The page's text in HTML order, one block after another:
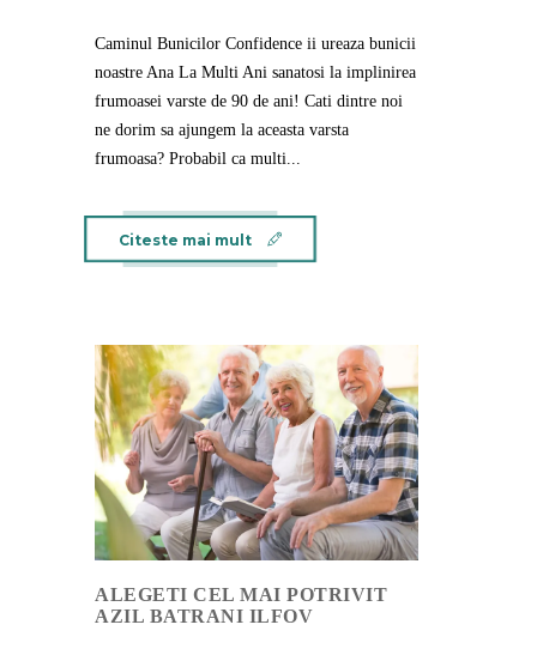
Caminul Bunicilor Confidence ii ureaza bunicii
noastre Ana La Multi Ani sanatosi la implinirea
frumoasei varste de 90 de ani! Cati dintre noi
ne dorim sa ajungem la aceasta varsta
frumoasa? Probabil ca multi...
Citeste mai mult
ALEGETI CEL MAI POTRIVIT
AZIL BATRANI ILFOV